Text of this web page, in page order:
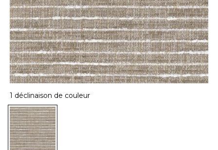
1 déclinaison de couleur